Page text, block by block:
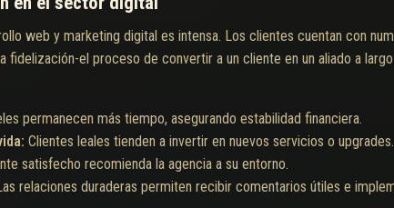
web y marketing digital es intensa. Los clientes cuentan con
fidelización-el proceso de convertir a un cliente en un aliado a
permanecen más tiempo, asegurando estabilidad financiera.
Clientes leales tienden a invertir en nuevos servicios o upgrades.
satisfecho recomienda la agencia a su entorno.
relaciones duraderas permiten recibir comentarios útiles e